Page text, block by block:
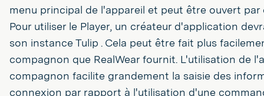
menu principal de l'appareil et peut être ouvert par
Pour utiliser le Player, un créateur d'application
son instance Tulip . Cela peut être fait plus
compagnon que RealWear fournit. L'utilisation de
compagnon facilite grandement la saisie des
connexion par rapport à l'utilisation d'une